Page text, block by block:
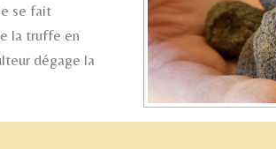
se fait
la truffe en
dégage la